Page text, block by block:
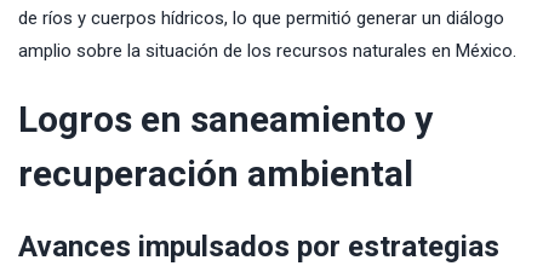
de ríos y cuerpos hídricos, lo que permitió generar un diálogo
amplio sobre la situación de los recursos naturales en México.
Logros en saneamiento y
recuperación ambiental
Avances impulsados por estrategias